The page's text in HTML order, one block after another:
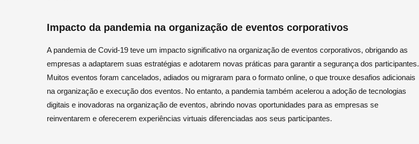
Impacto da pandemia na organização de eventos corporativos
A pandemia de Covid-19 teve um impacto significativo na organização de eventos corporativos, obrigando as
empresas a adaptarem suas estratégias e adotarem novas práticas para garantir a segurança dos participantes.
Muitos eventos foram cancelados, adiados ou migraram para o formato online, o que trouxe desafios adicionais
na organização e execução dos eventos. No entanto, a pandemia também acelerou a adoção de tecnologias
digitais e inovadoras na organização de eventos, abrindo novas oportunidades para as empresas se
reinventarem e oferecerem experiências virtuais diferenciadas aos seus participantes.